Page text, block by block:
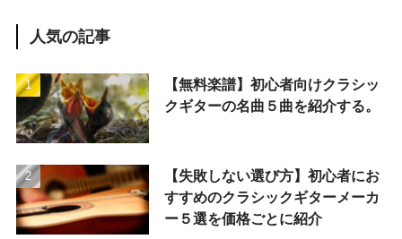
人気の記事
【無料楽譜】初心者向けクラシッ
クギターの名曲５曲を紹介する。
【失敗しない選び方】初心者にお
すすめのクラシックギターメーカ
ー５選を価格ごとに紹介